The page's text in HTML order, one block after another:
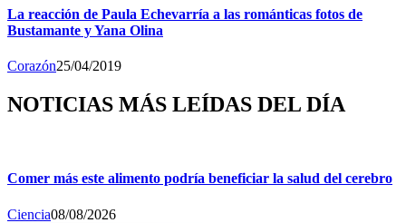
La reacción de Paula Echevarría a las románticas fotos de
Bustamante y Yana Olina
Corazón25/04/2019
NOTICIAS MÁS LEÍDAS DEL DÍA
Comer más este alimento podría beneficiar la salud del cerebro
Ciencia08/08/2026